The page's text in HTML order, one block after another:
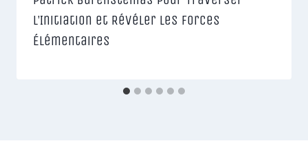
l’Initiation et Révéler les Forces
Élémentaires